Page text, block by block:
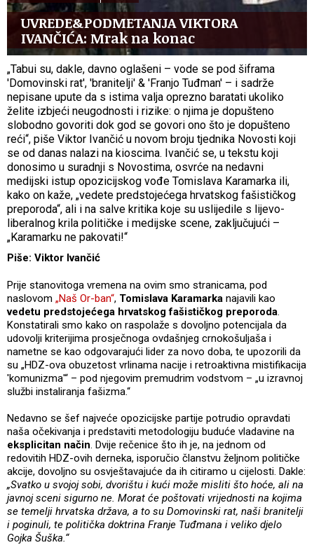
UVREDE&PODMETANJA VIKTORA
IVANČIĆA: Mrak na konac
„Tabui su, dakle, davno oglašeni – vode se pod šiframa
'Domovinski rat', 'branitelji' & 'Franjo Tuđman' – i sadrže
nepisane upute da s istima valja oprezno baratati ukoliko
želite izbjeći neugodnosti i rizike: o njima je dopušteno
slobodno govoriti dok god se govori ono što je dopušteno
reći“, piše Viktor Ivančić u novom broju tjednika Novosti koji
se od danas nalazi na kioscima. Ivančić se, u tekstu koji
donosimo u suradnji s Novostima, osvrće na nedavni
medijski istup opozicijskog vođe Tomislava Karamarka ili,
kako on kaže, „vedete predstojećega hrvatskog fašističkog
preporoda“, ali i na salve kritika koje su uslijedile s lijevo-
liberalnog krila političke i medijske scene, zaključujući –
„Karamarku ne pakovati!“
Piše: Viktor Ivančić
Prije stanovitoga vremena na ovim smo stranicama, pod
naslovom „Naš Or-ban“, Tomislava Karamarka najavili kao
vedetu predstojećega hrvatskog fašističkog preporoda.
Konstatirali smo kako on raspolaže s dovoljno potencijala da
udovolji kriterijima prosječnoga ovdašnjeg crnokošuljaša i
nametne se kao odgovarajući lider za novo doba, te upozorili da
su „HDZ-ova obuzetost vrlinama nacije i retroaktivna mistifikacija
'komunizma'“ – pod njegovim premudrim vodstvom – „u izravnoj
službi instaliranja fašizma.“
Nedavno se šef najveće opozicijske partije potrudio opravdati
naša očekivanja i predstaviti metodologiju buduće vladavine na
eksplicitan način. Dvije rečenice što ih je, na jednom od
redovitih HDZ-ovih derneka, isporučio članstvu željnom političke
akcije, dovoljno su osvještavajuće da ih citiramo u cijelosti. Dakle:
„Svatko u svojoj sobi, dvorištu i kući može misliti što hoće, ali na
javnoj sceni sigurno ne. Morat će poštovati vrijednosti na kojima
se temelji hrvatska država, a to su Domovinski rat, naši branitelji
i poginuli, te politička doktrina Franje Tuđmana i veliko djelo
Gojka Šuška.“